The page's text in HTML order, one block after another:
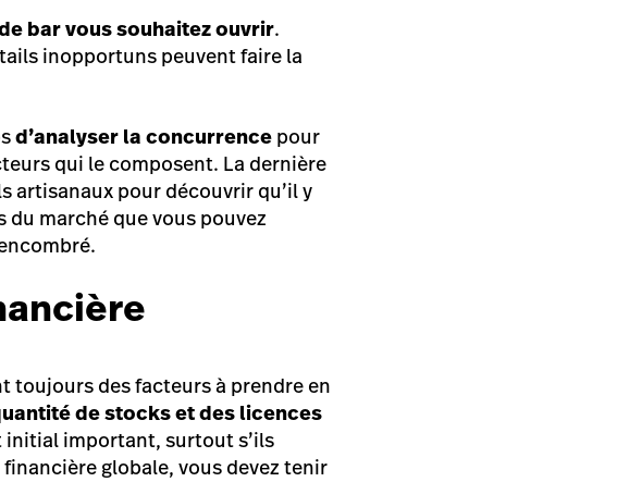
bar vous souhaitez ouvrir.
inopportuns peuvent faire la
d’analyser la concurrence pour
qui le composent. La dernière
artisanaux pour découvrir qu’il y
du marché que vous pouvez
toujours des facteurs à prendre en
de stocks et des licences
initial important, surtout s’ils
globale, vous devez tenir